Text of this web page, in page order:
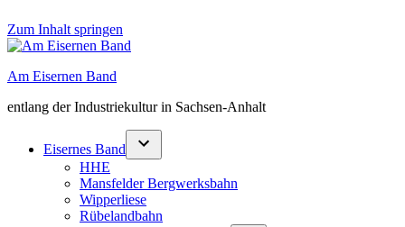
Zum Inhalt springen
Am Eisernen Band
entlang der Industriekultur in Sachsen-Anhalt
Eisernes Band
HHE
Mansfelder Bergwerksbahn
Wipperliese
Rübelandbahn